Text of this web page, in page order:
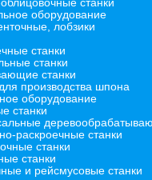
станки
оборудование
лобзики
станки
станки
станки
производства шпона
оборудование
станки
раскроечные станки
станки
станки
и рейсмусовые станки